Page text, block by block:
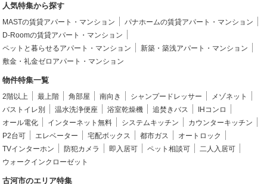
人気特集から探す
MASTの賃貸アパート・マンション
パナホームの賃貸アパート・マンション
D-Roomの賃貸アパート・マンション
ペットと暮らせるアパート・マンション
新築・築浅アパート・マンション
敷金・礼金ゼロアパート・マンション
物件特集一覧
2階以上 最上階 角部屋 南向き シャンプードレッサー
メゾネット
バストイレ別
温水洗浄便座 浴室乾燥機 追焚きバス
IHコンロ
オール電化
インターネット無料 システムキッチン
カウンターキッチン
P2台可
エレベーター 宅配ボックス 都市ガス
オートロック
TVインターホン
防犯カメラ 即入居可 ペット相談可
二人入居可
ウォークインクローゼット
古河市のエリア特集